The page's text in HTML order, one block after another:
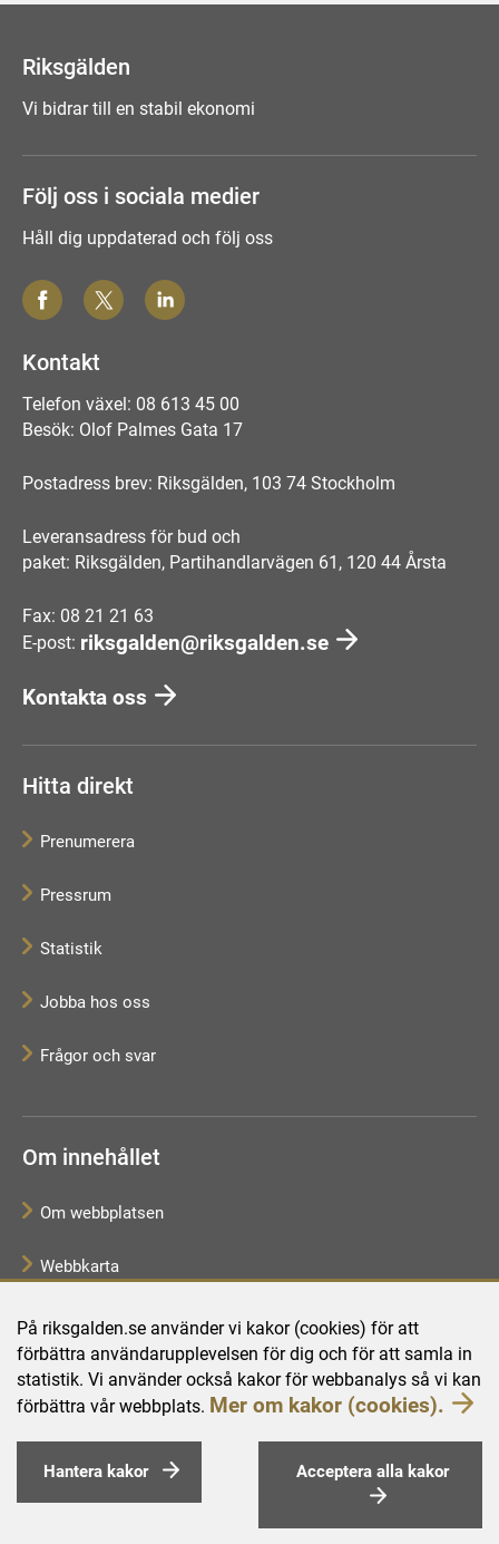
På riksgalden.se använder vi kakor (cookies) för att
förbättra användarupplevelsen för dig och för att samla in
statistik. Vi använder också kakor för webbanalys så vi kan
förbättra vår webbplats. Mer om kakor (cookies).
Hantera kakor Acceptera alla kakor
Riksgälden
Vi bidrar till en stabil ekonomi
Följ oss i sociala medier
Håll dig uppdaterad och följ oss
Kontakt
Telefon växel: 08 613 45 00
Besök: Olof Palmes Gata 17
Postadress brev: Riksgälden, 103 74 Stockholm
Leveransadress för bud och
paket: Riksgälden, Partihandlarvägen 61, 120 44 Årsta
Fax: 08 21 21 63
E-post: riksgalden@riksgalden.se
Kontakta oss
Hitta direkt
Prenumerera
Pressrum
Statistik
Jobba hos oss
Frågor och svar
Om innehållet
Om webbplatsen
Webbkarta
Tillgänglighetsredogörelse
Behandling av personuppgifter